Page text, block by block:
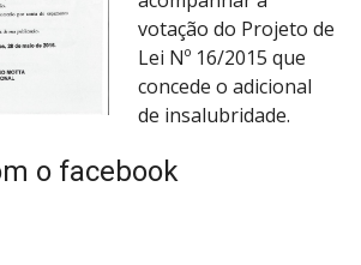
votação do Projeto de
Lei Nº 16/2015 que
concede o adicional
de insalubridade.
o facebook